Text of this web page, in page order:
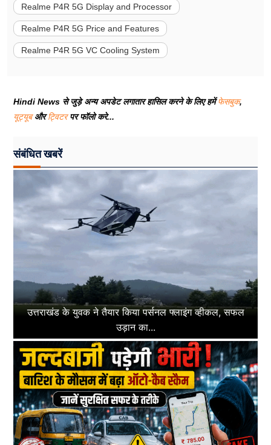
Realme P4R 5G Display and Processor
Realme P4R 5G Price and Features
Realme P4R 5G VC Cooling System
Hindi News से जुड़े अन्य अपडेट लगातार हासिल करने के लिए हमेंफेसबुक,
यूट्यूबऔरट्विटरपर फॉलो करे...
संबंधित खबरें
उत्तराखंड के युवक ने तैयार किया पर्सनल फ्लाइंग व्हीकल, सफल
उड़ान का...